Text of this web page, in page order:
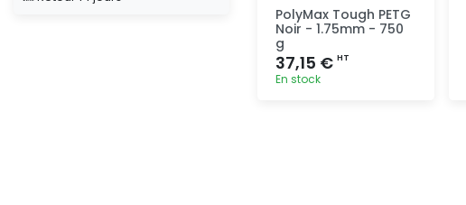
PolyMax Tough PETG
Noir - 1.75mm - 750
g
37,15 € HT
En stock